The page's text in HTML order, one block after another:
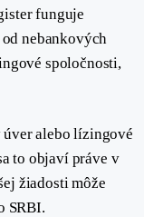
funguje
nebankových
spoločnosti,
alebo lízingové
to objaví práve v
žiadosti môže
SRBI.